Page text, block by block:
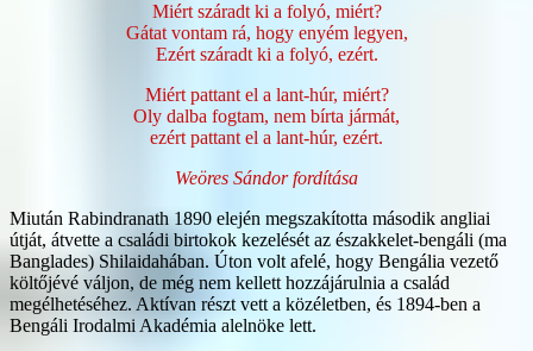
Miért száradt ki a folyó, miért?
Gátat vontam rá, hogy enyém legyen,
Ezért száradt ki a folyó, ezért.
Miért pattant el a lant-húr, miért?
Oly dalba fogtam, nem bírta jármát,
ezért pattant el a lant-húr, ezért.
Weöres Sándor fordítása
Miután Rabindranath 1890 elején megszakította második angliai
útját, átvette a családi birtokok kezelését az északkelet-bengáli (ma
Banglades) Shilaidahában. Úton volt afelé, hogy Bengália vezető
költőjévé váljon, de még nem kellett hozzájárulnia a család
megélhetéséhez. Aktívan részt vett a közéletben, és 1894-ben a
Bengáli Irodalmi Akadémia alelnöke lett.